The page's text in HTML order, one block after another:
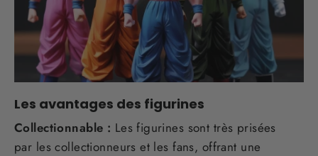
Les avantages des figurines
Collectionnable : Les figurines sont très prisées
par les collectionneurs et les fans, offrant une